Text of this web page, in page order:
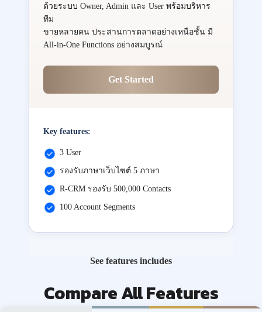
ด้วยระบบ Owner, Admin และ User พร้อมบริหาร
ทีม
ขายหลายคน ประสานการตลาดอย่างเหนือชั้น มี
All-in-One Functions อย่างสมบูรณ์
Get Started
Key features:
3 User
รองรับภาษาเว็บไซต์ 5 ภาษา
R-CRM รองรับ 500,000 Contacts
100 Account Segments
See features includes
Compare All Features